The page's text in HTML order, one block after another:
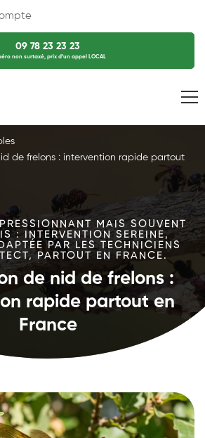
09 78 23 23 23
non surtaxé, prix d’un appel LOCAL
de frelons : intervention rapide partout
MAIS SOUVENT
: INTERVENTION SEREINE,
PAR LES TECHNICIENS
PARTOUT EN FRANCE.
de nid de frelons :
rapide partout en
France